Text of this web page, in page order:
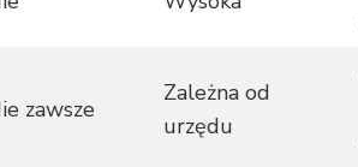
zawsze
Zależna od
urzędu